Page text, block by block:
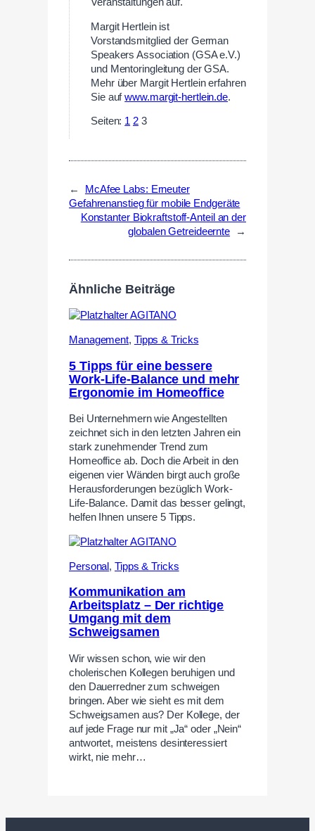
Margit Hertlein ist
Vorstandsmitglied der German
Speakers Association (GSA e.V.)
und Mentoringleitung der GSA.
Mehr über Margit Hertlein erfahren
Sie aufwww.margit-hertlein.de.
Seiten: 1 2 3
←
McAfee Labs: Erneuter
Gefahrenanstieg für mobile Endgeräte
Konstanter Biokraftstoff-Anteil an der
globalen Getreideernte
→
Ähnliche Beiträge
Management, Tipps & Tricks
5 Tipps für eine bessere
Work-Life-Balance und mehr
Ergonomie im Homeoffice
Bei Unternehmern wie Angestellten
zeichnet sich in den letzten Jahren ein
stark zunehmender Trend zum
Homeoffice ab. Doch die Arbeit in den
eigenen vier Wänden birgt auch große
Herausforderungen bezüglich Work-
Life-Balance. Damit das besser gelingt,
helfen Ihnen unsere 5 Tipps.
Personal ,Tipps & Tricks
Kommunikation am
Arbeitsplatz – Der richtige
Umgang mit dem
Schweigsamen
Wir wissen schon, wie wir den
cholerischen Kollegen beruhigen und
den Dauerredner zum schweigen
bringen. Aber wie sieht es mit dem
Schweigsamen aus? Der Kollege, der
auf jede Frage nur mit „Ja“ oder „Nein“
antwortet, meistens desinteressiert
wirkt, nie mehr…